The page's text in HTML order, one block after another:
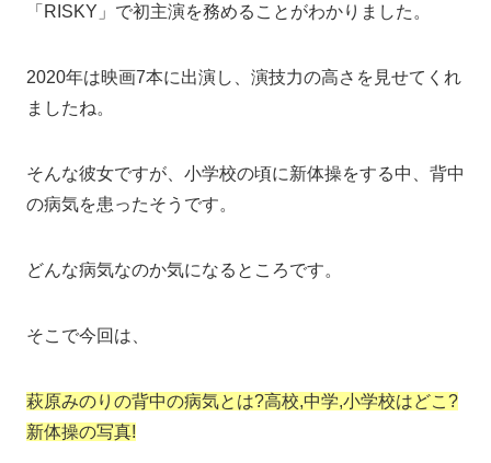
「RISKY」で初主演を務めることがわかりました。
2020年は映画7本に出演し、演技力の高さを見せてくれ
ましたね。
そんな彼女ですが、小学校の頃に新体操をする中、背中
の病気を患ったそうです。
どんな病気なのか気になるところです。
そこで今回は、
萩原みのりの背中の病気とは?高校,中学,小学校はどこ?
新体操の写真!